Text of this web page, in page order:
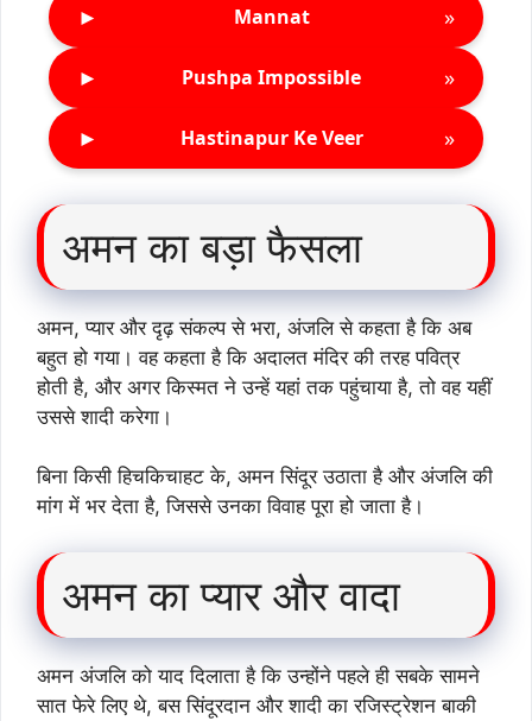
► Mannat »
► Pushpa Impossible »
► Hastinapur Ke Veer »
अमन का बड़ा फैसला
अमन, प्यार और दृढ़ संकल्प से भरा, अंजलि से कहता है कि अब
बहुत हो गया। वह कहता है कि अदालत मंदिर की तरह पवित्र
होती है, और अगर किस्मत ने उन्हें यहां तक पहुंचाया है, तो वह यहीं
उससे शादी करेगा।
बिना किसी हिचकिचाहट के, अमन सिंदूर उठाता है और अंजलि की
मांग में भर देता है, जिससे उनका विवाह पूरा हो जाता है।
अमन का प्यार और वादा
अमन अंजलि को याद दिलाता है कि उन्होंने पहले ही सबके सामने
सात फेरे लिए थे, बस सिंदूरदान और शादी का रजिस्ट्रेशन बाकी